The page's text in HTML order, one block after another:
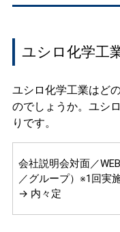
ユシロ化学工
ユシロ化学工業はど
のでしょうか。ユシ
りです。
会社説明会対面／
／グループ）※1回実
→ 内々定